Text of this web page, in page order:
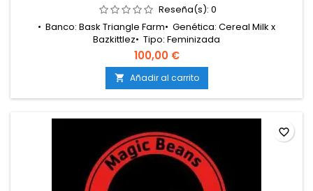
Reseña(s): 0
• Banco: Bask Triangle Farm• Genética: Cereal Milk x
Bazkittlez• Tipo: Feminizada
fotoperiódica• Clasificación: Híbrido 50/50• Floración: 8 – 9
semanas• Cosecha exterior: Principios de
octubre• Producción: Media – alta• Cultivo: Interior /
Exterior• Altura: Media• Aromas y sabores: Crema láctea,
cereal dulce, candy afrutado, gas suave• Efectos:...
100,00 €
 Añadir al carrito
favorite_border